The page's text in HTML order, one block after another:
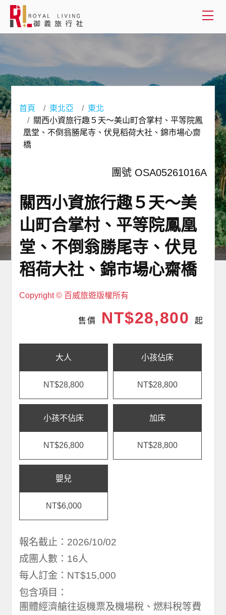
客製服務
關於御義
客服專線(02) 2515-1218
首頁 東北亞
東北
關西小資旅行趣５天～美山町合掌村、平等院鳳
凰堂、不倒翁勝尾寺、伏見稻荷大社、錦市場心齋
橋
團號 OSA05261016A
關西小資旅行趣５天～美
山町合掌村、平等院鳳凰
堂、不倒翁勝尾寺、伏見
稻荷大社、錦市場心齋橋
Copyright © 百威旅遊版權所有
售價 NT$28,800 起
大人
NT$28,800
小孩佔床
NT$28,800
小孩不佔床
NT$26,800
加床
NT$28,800
嬰兒
NT$6,000
報名截止：2026/10/02
成團人數：16人
每人訂金：NT$15,000
包含項目：
團體經濟艙往返機票及機場稅、燃料稅等費